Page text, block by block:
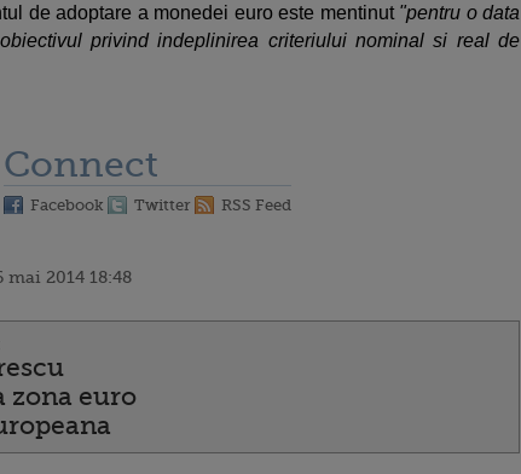
de adoptare a monedei euro este mentinut"pentru o data
privind indeplinirea criteriului nominal si real de
Connect
Facebook Twitter RSS Feed
6 mai 2014 18:48
zona euro